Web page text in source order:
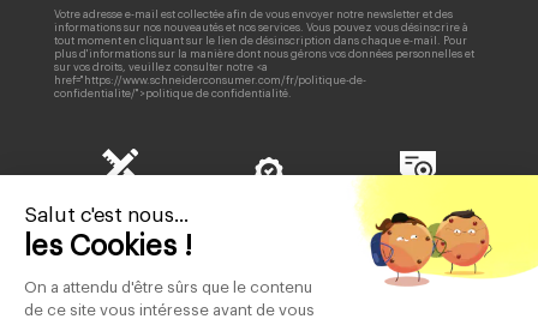
Votre adresse e-mail est collectée afin de vous envoyer notre newsletter et des
informations sur nos nouveautés et nos services. Vous pouvez vous désinscrire à
tout moment en cliquant sur le lien de désinscription dans chaque e-mail. Pour
plus d'informations sur la manière dont nous gérons vos données personnelles et
sur vos droits, veuillez consulter notre <a
href="https://www.schneiderconsumer.com/fr/politique-de-
confidentialite/">politique de confidentialité.
de savoir faire
garantis 2 ans
Salut c'est nous...
les Cookies !
On a attendu d'être sûrs que le contenu
de ce site vous intéresse avant de vous